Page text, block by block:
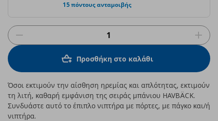
15 πόντους ανταμοιβής
Προσθήκη στο καλάθι
Όσοι εκτιμούν την αίσθηση ηρεμίας και απλότητας, εκτιμούν
τη λιτή, καθαρή εμφάνιση της σειράς μπάνιου HAVBÄCK.
Συνδυάστε αυτό το έπιπλο νιπτήρα με πόρτες, με πάγκο και/ή
νιπτήρα.